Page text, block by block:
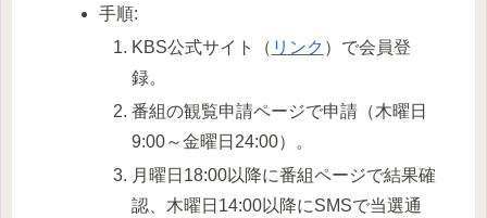
手順:
KBS公式サイト（ リンク ）で会員登
録。
番組の観覧申請ページで申請（木曜日
9:00～金曜日24:00）。
月曜日18:00以降に番組ページで結果確
認、木曜日14:00以降にSMSで当選通